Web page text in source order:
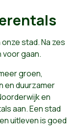
stad. Na zes
voor gaan.
groen,
en duurzamer
en
aan. Een stad
uitleven is goed